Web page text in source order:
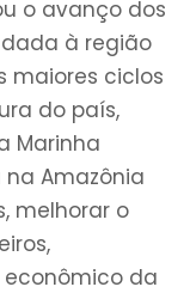
o avanço dos
à região
maiores ciclos
do país,
Marinha
Amazônia
melhorar o
da